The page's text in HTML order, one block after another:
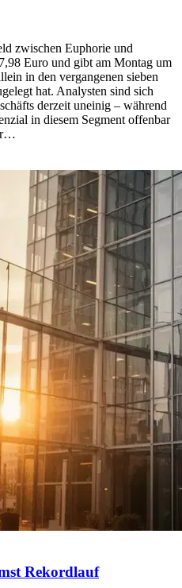
zwischen Euphorie und
Euro und gibt am Montag um
in den vergangenen sieben
hat. Analysten sind sich
derzeit uneinig – während
in diesem Segment offenbar
Rekordlauf